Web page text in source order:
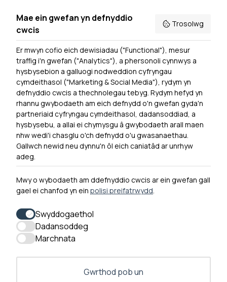
Dewislen Troedyn
Newyddion
Ymuno â ni
Hygyrchedd
Hysbysiad Preifatrwydd
Cysylltu â ni
0300 790 0203 Mae ein llinell ffôn ar agor rhwng 10yb-
4yp Dydd Llun - Dydd Gwener
Powered by Translate
Mae ein gwefan yn defnyddio
cwcis
Trosolwg
Er mwyn cofio eich dewisiadau ("Functional"), mesur
traffig i'n gwefan ("Analytics"), a phersonoli cynnwys a
hysbysebion a galluogi nodweddion cyfryngau
cymdeithasol ("Marketing & Social Media"), rydym yn
defnyddio cwcis a thechnolegau tebyg. Rydym hefyd yn
rhannu gwybodaeth am eich defnydd o'n gwefan gyda'n
partneriaid cyfryngau cymdeithasol, dadansoddiad, a
hysbysebu, a allai ei chymysgu â gwybodaeth arall maen
nhw wedi'i chasglu o'ch defnydd o'u gwasanaethau.
Gallwch newid neu dynnu'n ôl eich caniatâd ar unrhyw
adeg.
Mwy o wybodaeth am ddefnyddio cwcis ar ein gwefan gall
gael ei chanfod yn ein polisi preifatrwydd.
Swyddogaethol
Dadansoddeg
Marchnata
Gwrthod pob un